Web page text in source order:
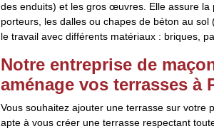
des enduits) et les gros œuvres. Elle assure
porteurs, les dalles ou chapes de béton au
le travail avec différents matériaux : briques,
Notre entreprise de
aménage vos terrasses à
Vous souhaitez ajouter une terrasse sur votre
apte à vous créer une terrasse respectant